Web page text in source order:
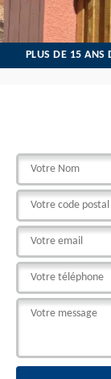
PLUS DE 15 ANS